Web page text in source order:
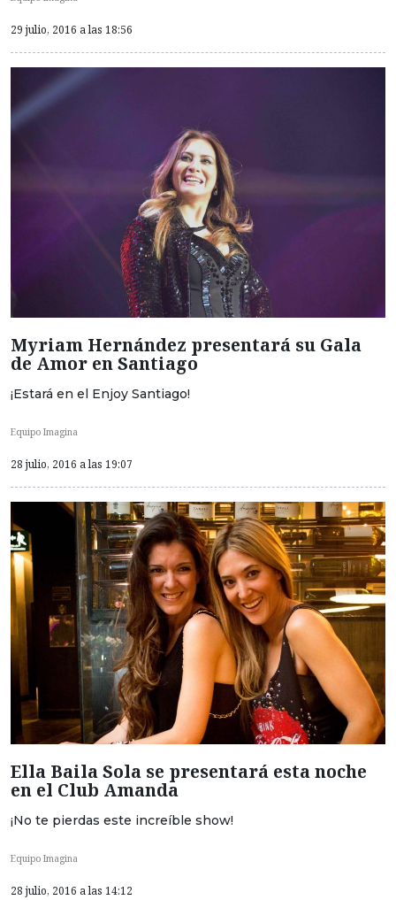
29 julio, 2016 a las 18:56
Myriam Hernández presentará su Gala
de Amor en Santiago
¡Estará en el Enjoy Santiago!
Equipo Imagina
28 julio, 2016 a las 19:07
Ella Baila Sola se presentará esta noche
en el Club Amanda
¡No te pierdas este increíble show!
Equipo Imagina
28 julio, 2016 a las 14:12